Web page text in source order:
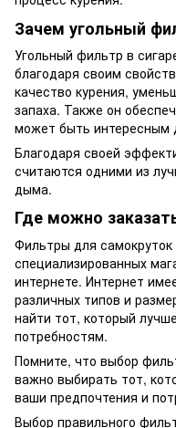
Зачем угольный
Угольный фильтр в
благодаря своим
качество курения,
запаха. Также он
может быть интересным
Благодаря своей
считаются одними из
дыма.
Где можно
Фильтры для
специализированных
интернете. Интернет
различных типов и
найти тот, который
потребностям.
Помните, что выбор
важно выбирать тот,
ваши предпочтения и
Выбор правильного